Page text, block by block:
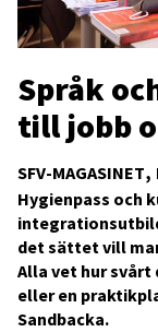
SFV-MAGASINET
Språk
till jobb
Hygienpass och
det sättet vill
Alla vet hur
eller en
Sandbacka.